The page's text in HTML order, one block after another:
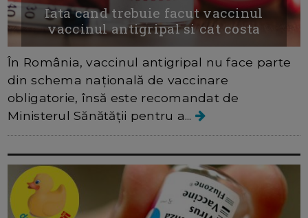
Iata cand trebuie facut vaccinul
vaccinul antigripal si cat costa
În România, vaccinul antigripal nu face parte
din schema națională de vaccinare
obligatorie, însă este recomandat de
Ministerul Sănătății pentru a...